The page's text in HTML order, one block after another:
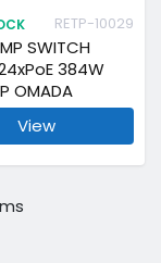
RETP-10029
SWITCH
384W
OMADA
View